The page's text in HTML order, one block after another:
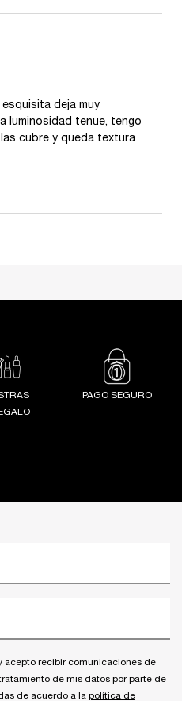
deja muy
luminosidad tenue, tengo
cubre y queda textura
PAGO SEGURO
acepto recibir comunicaciones de
de mis datos por parte de
de acuerdo a la política de